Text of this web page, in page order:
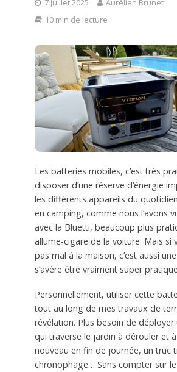
7 juillet 2025
Aurélien Brunet
10 min de lecture
Les batteries mobiles, c’est très
disposer d’une réserve d’énergie
les différents appareils du
en camping, comme nous l’avons
avec la Bluetti, beaucoup plus
allume-cigare de la voiture. Mais si
pas mal à la maison, c’est aussi
s’avère être vraiment super
Personnellement, utiliser cette
tout au long de mes travaux de
révélation. Plus besoin de déployer
qui traverse le jardin à dérouler et
nouveau en fin de journée, un truc
chronophage… Sans compter sur